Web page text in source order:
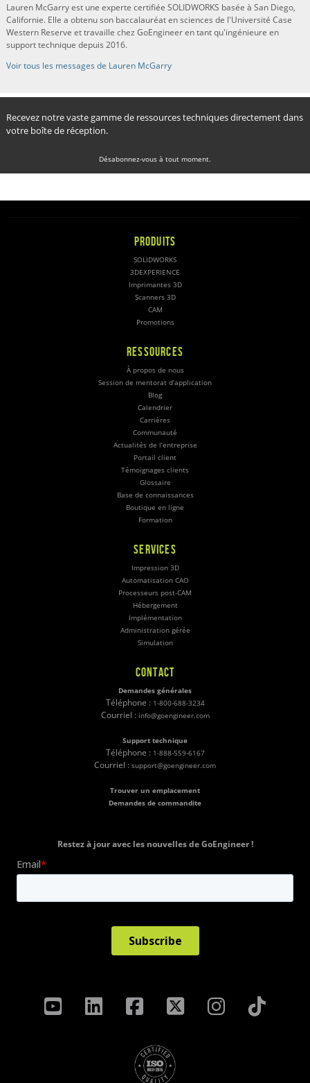
Lauren McGarry est une experte certifiée SOLIDWORKS basée à San Diego,
Californie. Elle a obtenu son baccalauréat en sciences de l'Université Case
Western Reserve et travaille chez GoEngineer en tant qu'ingénieure en
support technique depuis 2016.
Voir tous les messages de Lauren McGarry
Recevez notre vaste gamme de ressources techniques directement dans
votre boîte de réception.
Désabonnez-vous à tout moment.
PRODUITS
SOLIDWORKS
3DEXPERIENCE
Imprimantes 3D
Scanners 3D
CAM
Promotions
RESSOURCES
À propos de nous
Session de mentorat d’application
Blog
Calendrier
Carrières
Communauté
Actualités de l’entreprise
Portail client
Témoignages clients
Glossaire
Base de connaissances
Boutique en ligne
Formation
SERVICES
Impression 3D
Automatisation CAO
Processeurs post-CAM
Hébergement
Implémentation
Administration gérée
Simulation
CONTACT
Demandes générales
Téléphone : 1-800-688-3234
Courriel : info@goengineer.com
Support technique
Téléphone : 1-888-559-6167
Courriel : support@goengineer.com
Trouver un emplacement
Demandes de commandite
Restez à jour avec les nouvelles de GoEngineer !